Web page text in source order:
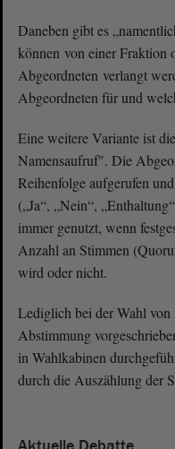
Daneben gibt es
können von einer Fraktion
Abgeordneten verlangt
Abgeordneten für und
Eine weitere Variante ist
Namensaufruf". Die
Reihenfolge aufgerufen
(„Ja“, „Nein“,
immer genutzt, wenn
Anzahl an Stimmen
wird oder nicht.
Lediglich bei der Wahl von
Abstimmung
in Wahlkabinen
durch die Auszählung der